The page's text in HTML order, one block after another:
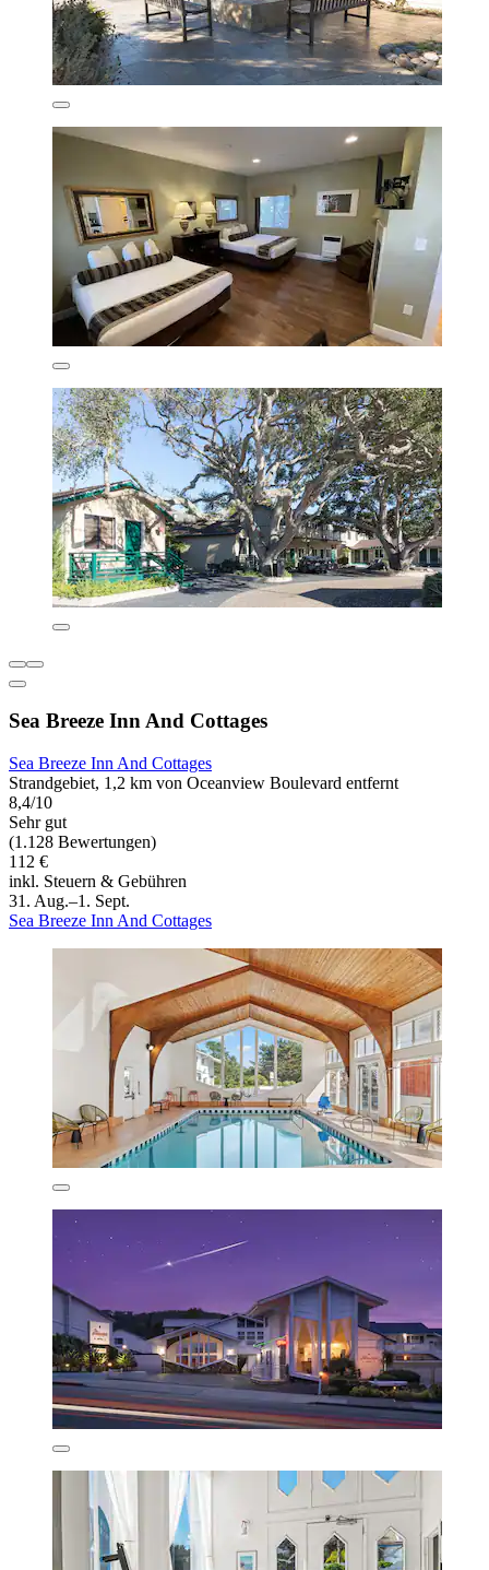
Sea Breeze Inn And Cottages
Sea Breeze Inn And Cottages
Strandgebiet, 1,2 km von Oceanview Boulevard entfernt
8,4/10
Sehr gut
(1.128 Bewertungen)
112 €
inkl. Steuern & Gebühren
31. Aug.–1. Sept.
Sea Breeze Inn And Cottages